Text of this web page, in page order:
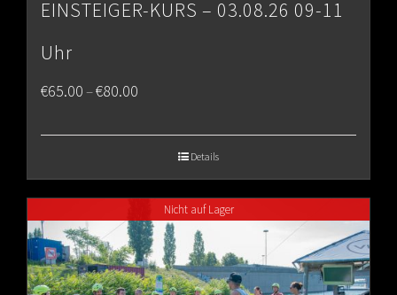
EINSTEIGER-KURS – 03.08.26 09-11
Uhr
€65.00–€80.00
€80.00
Details
Nicht auf Lager